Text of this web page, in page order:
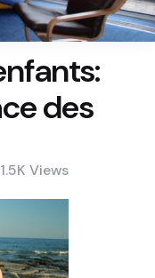
des
1.5K Views